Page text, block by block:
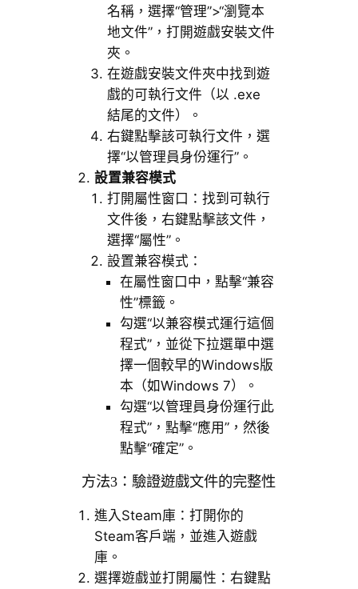
名稱，選擇“管理”>“瀏覽本
地文件”，打開遊戲安裝文件
夾。
在遊戲安裝文件夾中找到遊
戲的可執行文件（以 .exe
結尾的文件）。
右鍵點擊該可執行文件，選
擇“以管理員身份運行”。
設置兼容模式
打開屬性窗口：找到可執行
文件後，右鍵點擊該文件，
選擇“屬性”。
設置兼容模式：
在屬性窗口中，點擊“兼容
性”標籤。
勾選“以兼容模式運行這個
程式”，並從下拉選單中選
擇一個較早的Windows版
本（如Windows 7）。
勾選“以管理員身份運行此
程式”，點擊“應用”，然後
點擊“確定”。
方法3：驗證遊戲文件的完整性
進入Steam庫：打開你的
Steam客戶端，並進入遊戲
庫。
選擇遊戲並打開屬性：右鍵點